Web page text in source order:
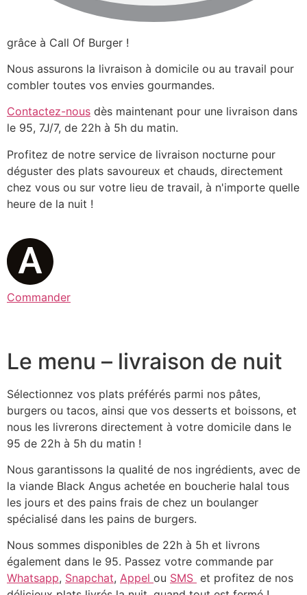
grâce à Call Of Burger !
Nous assurons la livraison à domicile ou au travail pour
combler toutes vos envies gourmandes.
Contactez-nous dès maintenant pour une livraison dans
le 95, 7J/7, de 22h à 5h du matin.
Profitez de notre service de livraison nocturne pour
déguster des plats savoureux et chauds, directement
chez vous ou sur votre lieu de travail, à n'importe quelle
heure de la nuit !
Commander
Le menu – livraison de nuit
Sélectionnez vos plats préférés parmi nos pâtes,
burgers ou tacos, ainsi que vos desserts et boissons, et
nous les livrerons directement à votre domicile dans le
95 de 22h à 5h du matin !
Nous garantissons la qualité de nos ingrédients, avec de
la viande Black Angus achetée en boucherie halal tous
les jours et des pains frais de chez un boulanger
spécialisé dans les pains de burgers.
Nous sommes disponibles de 22h à 5h et livrons
également dans le 95. Passez votre commande par
Whatsapp, Snapchat, Appel ou SMS et profitez de nos